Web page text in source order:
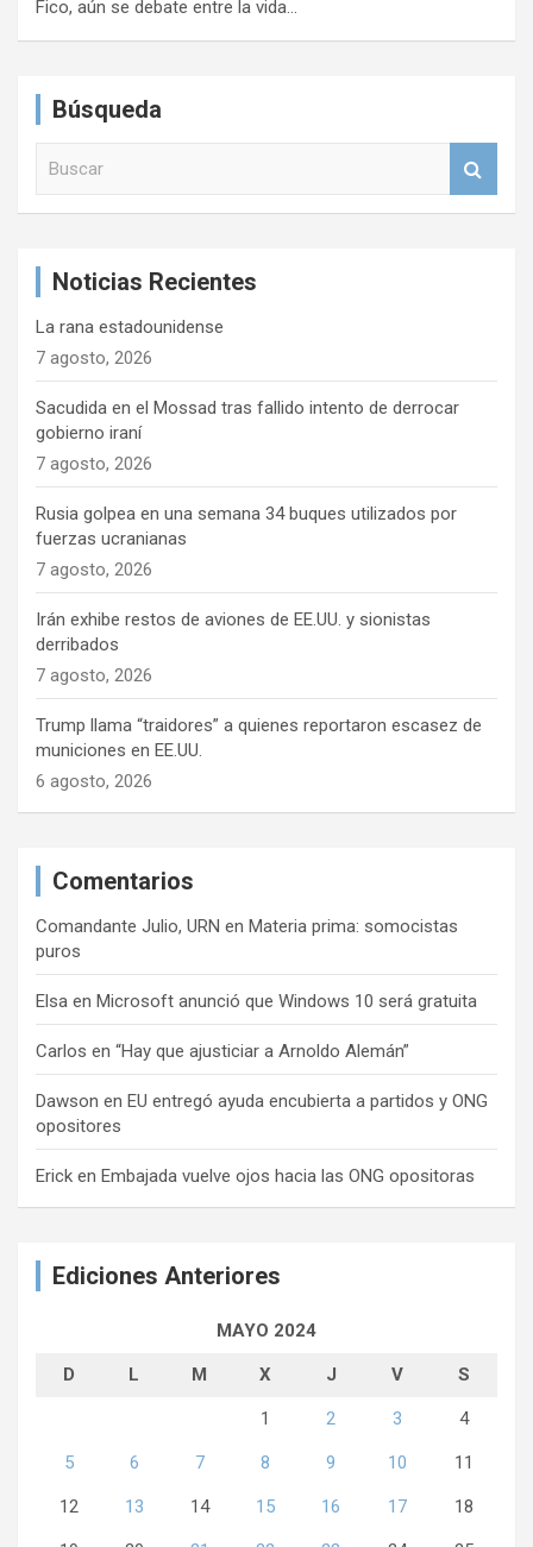
Fico, aún se debate entre la vida…
Búsqueda
Noticias Recientes
La rana estadounidense
7 agosto, 2026
Sacudida en el Mossad tras fallido intento de derrocar
gobierno iraní
7 agosto, 2026
Rusia golpea en una semana 34 buques utilizados por
fuerzas ucranianas
7 agosto, 2026
Irán exhibe restos de aviones de EE.UU. y sionistas
derribados
7 agosto, 2026
Trump llama “traidores” a quienes reportaron escasez de
municiones en EE.UU.
6 agosto, 2026
Comentarios
Comandante Julio, URN en Materia prima: somocistas
puros
Elsa en Microsoft anunció que Windows 10 será gratuita
Carlos en “Hay que ajusticiar a Arnoldo Alemán”
Dawson en EU entregó ayuda encubierta a partidos y ONG
opositores
Erick en Embajada vuelve ojos hacia las ONG opositoras
Ediciones Anteriores
MAYO 2024
D L M X J V S
1 2 3 4
5 6 7 8 9 10 11
12 13 14 15 16 17 18